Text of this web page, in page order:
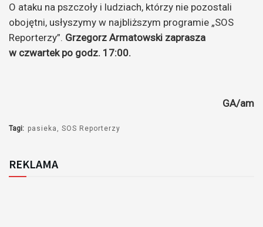
O ataku na pszczoły i ludziach, którzy nie pozostali
obojętni, usłyszymy w najbliższym programie „SOS
Reporterzy”. Grzegorz Armatowski zaprasza
w czwartek po godz. 17:00.
GA/am
Tagi: pasieka SOS Reporterzy
REKLAMA